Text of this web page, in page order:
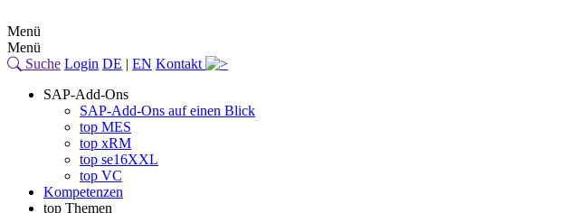
Menü
Menü
Suche Login DE | EN Kontakt
SAP-Add-Ons
SAP-Add-Ons auf einen Blick
top MES
top xRM
top se16XXL
top VC
Kompetenzen
top Themen